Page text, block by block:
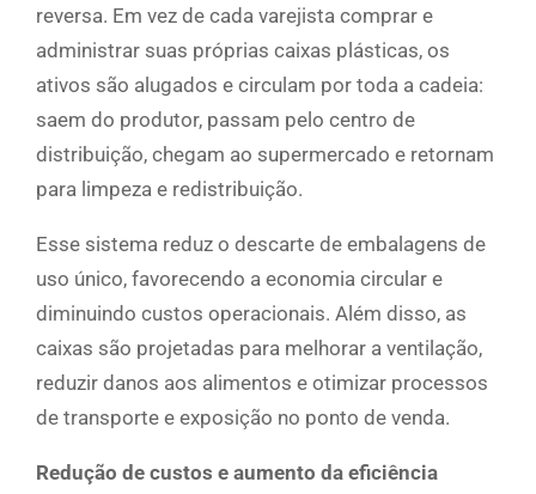
reversa. Em vez de cada varejista comprar e
administrar suas próprias caixas plásticas, os
ativos são alugados e circulam por toda a cadeia:
saem do produtor, passam pelo centro de
distribuição, chegam ao supermercado e retornam
para limpeza e redistribuição.
Esse sistema reduz o descarte de embalagens de
uso único, favorecendo a economia circular e
diminuindo custos operacionais. Além disso, as
caixas são projetadas para melhorar a ventilação,
reduzir danos aos alimentos e otimizar processos
de transporte e exposição no ponto de venda.
Redução de custos e aumento da eficiência